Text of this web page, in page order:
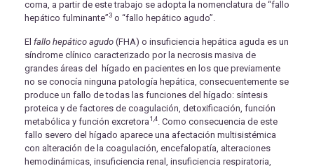
coma, a partir de este trabajo se adopta la nomenclatura de “fallo
hepático fulminante”3 o “fallo hepático agudo”.
El fallo hepático agudo (FHA) o insuficiencia hepática aguda es un
síndrome clínico caracterizado por la necrosis masiva de
grandes áreas del hígado en pacientes en los que previamente
no se conocía ninguna patología hepática, consecuentemente se
produce un fallo de todas las funciones del hígado: síntesis
proteica y de factores de coagulación, detoxificación, función
metabólica y función excretora1,4 . Como consecuencia de este
fallo severo del hígado aparece una afectación multisistémica
con alteración de la coagulación, encefalopatía, alteraciones
hemodinámicas, insuficiencia renal, insuficiencia respiratoria,